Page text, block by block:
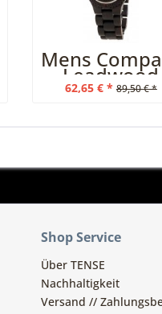
Mens
Leadwood
62,65 € * 89,50 € *
Shop Service
Über TENSE
Nachhaltigkeit
Versand //